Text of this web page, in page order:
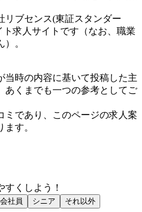
リブセンス(東証スタンダー
ト求人サイトです（なお、職業
。
時の内容に基いて投稿した主
あくまでも一つの参考としてご
であり、このページの求人案
す。
くしよう！
会社員 シニア
それ以外